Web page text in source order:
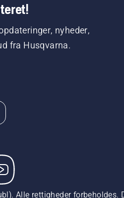
nyheder,
fra Husqvarna.
Alle rettigheder forbeholdes.